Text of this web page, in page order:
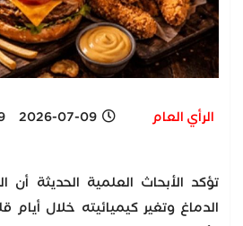
الرأي العام 2026-07-09 1:19 PM
تؤكد الأبحاث العلمية الحديثة أن
الدماغ وتغير كيميائيته خلال